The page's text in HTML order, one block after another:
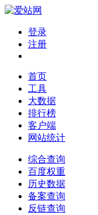
登录
注册
首页
工具
大数据
排行榜
客户端
网站统计
综合查询
百度权重
历史数据
备案查询
反链查询